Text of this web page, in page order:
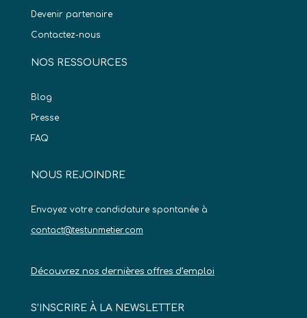
Devenir partenaire
Contactez-nous
NOS RESSOURCES
Blog
Presse
FAQ
NOUS REJOINDRE
Envoyez votre candidature spontanée à
contact@testunmetier.com
Découvrez nos dernières offres d’emploi
S’INSCRIRE À LA NEWSLETTER